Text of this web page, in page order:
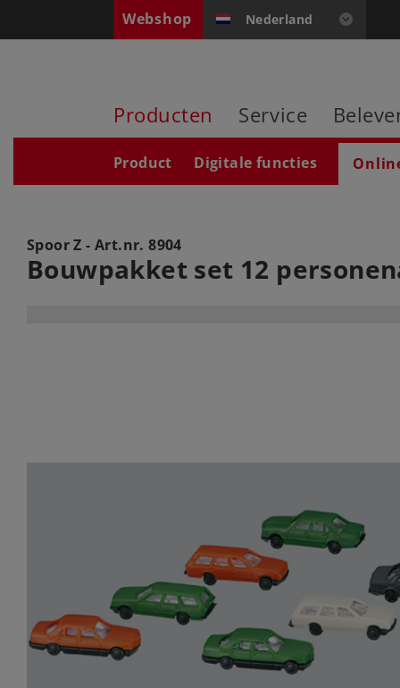
Webshop Nederland
Producten Service
Product Digitale functies
Spoor Z - Art.nr.8904
Bouwpakket set 12